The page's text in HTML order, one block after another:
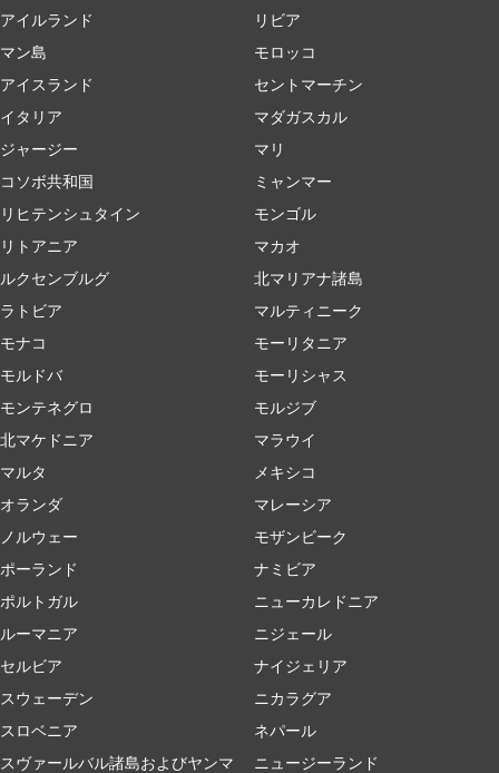
アイルランド
マン島
アイスランド
イタリア
ジャージー
コソボ共和国
リヒテンシュタイン
リトアニア
ルクセンブルグ
ラトビア
モナコ
モルドバ
モンテネグロ
北マケドニア
マルタ
オランダ
ノルウェー
ポーランド
ポルトガル
ルーマニア
セルビア
スウェーデン
スロベニア
スヴァールバル諸島およびヤンマ
リビア
モロッコ
セントマーチン
マダガスカル
マリ
ミャンマー
モンゴル
マカオ
北マリアナ諸島
マルティニーク
モーリタニア
モーリシャス
モルジブ
マラウイ
メキシコ
マレーシア
モザンビーク
ナミビア
ニューカレドニア
ニジェール
ナイジェリア
ニカラグア
ネパール
ニュージーランド